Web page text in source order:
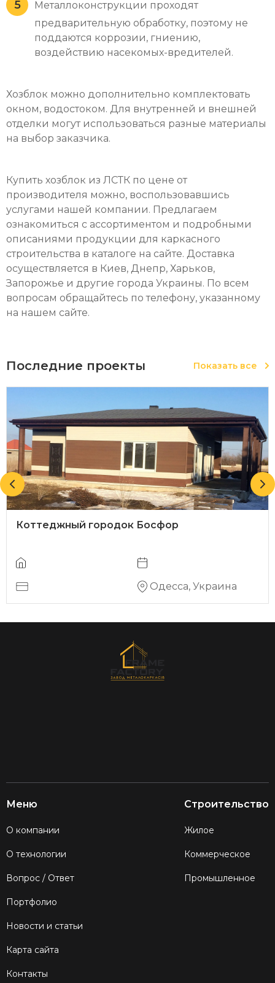
Металлоконструкции проходят
предварительную обработку, поэтому не
поддаются коррозии, гниению,
воздействию насекомых-вредителей.
Хозблок можно дополнительно комплектовать
окном, водостоком. Для внутренней и внешней
отделки могут использоваться разные материалы
на выбор заказчика.
Купить хозблок из ЛСТК по цене от
производителя можно, воспользовавшись
услугами нашей компании. Предлагаем
ознакомиться с ассортиментом и подробными
описаниями продукции для каркасного
строительства в каталоге на сайте. Доставка
осуществляется в Киев, Днепр, Харьков,
Запорожье и другие города Украины. По всем
вопросам обращайтесь по телефону, указанному
на нашем сайте.
Последние проекты Показать все
Коттеджный городок Босфор
Одесса, Украина
Меню
О компании
О технологии
Вопрос / Ответ
Портфолио
Новости и статьи
Карта сайта
Контакты
Строительство
Жилое
Коммерческое
Промышленное